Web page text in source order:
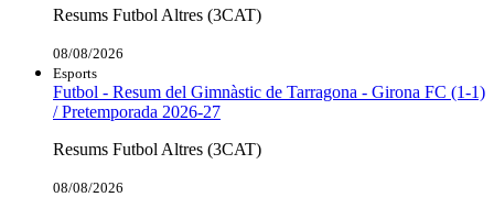
Resums Futbol Altres (3CAT)
08/08/2026
Esports
Futbol - Resum del Gimnàstic de Tarragona - Girona FC (1-1)
/ Pretemporada 2026-27
Resums Futbol Altres (3CAT)
08/08/2026